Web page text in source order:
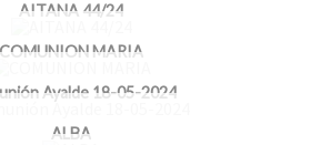
AITANA 44/24
COMUNION MARIA
Ayalde 18-05-2024
ALBA